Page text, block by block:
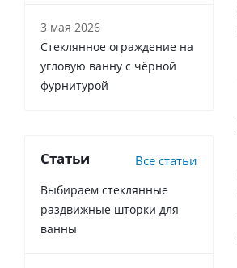
3 мая 2026
Стеклянное ограждение на
угловую ванну с чёрной
фурнитурой
Статьи Все статьи
Выбираем стеклянные
раздвижные шторки для
ванны